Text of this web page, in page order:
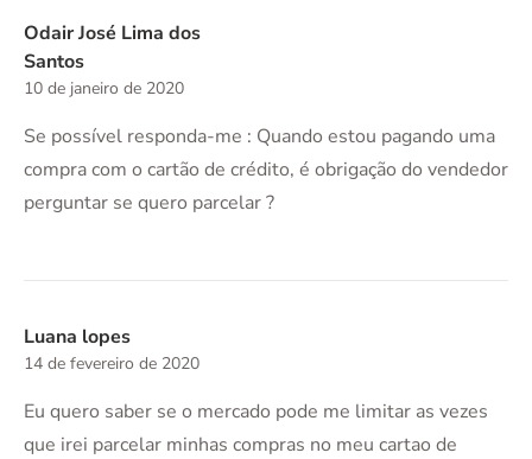
Odair José Lima dos
Santos
10 de janeiro de 2020
Se possível responda-me : Quando estou pagando uma
compra com o cartão de crédito, é obrigação do vendedor
perguntar se quero parcelar ?
Luana lopes
14 de fevereiro de 2020
Eu quero saber se o mercado pode me limitar as vezes
que irei parcelar minhas compras no meu cartao de